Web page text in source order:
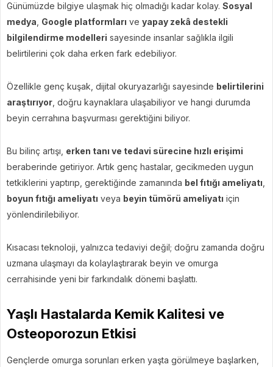
Günümüzde bilgiye ulaşmak hiç olmadığı kadar kolay. Sosyal
medya Google platformları ve yapay zekâ destekli
bilgilendirme modelleri sayesinde insanlar sağlıkla ilgili
belirtilerini çok daha erken fark edebiliyor.
Özellikle genç kuşak, dijital okuryazarlığı sayesinde belirtilerini
araştırıyor , doğru kaynaklara ulaşabiliyor ve hangi durumda
beyin cerrahına başvurması gerektiğini biliyor.
Bu bilinç artışı, erken tanı ve tedavi sürecine hızlı erişimi
beraberinde getiriyor. Artık genç hastalar, gecikmeden uygun
tetkiklerini yaptırıp, gerektiğinde zamanında bel fıtığı ameliyatı
boyun fıtığı ameliyatı veya beyin tümörü ameliyatı için
yönlendirilebiliyor.
Kısacası teknoloji, yalnızca tedaviyi değil; doğru zamanda doğru
uzmana ulaşmayı da kolaylaştırarak beyin ve omurga
cerrahisinde yeni bir farkındalık dönemi başlattı.
Yaşlı Hastalarda Kemik Kalitesi ve
Osteoporozun Etkisi
Gençlerde omurga sorunları erken yaşta görülmeye başlarken,